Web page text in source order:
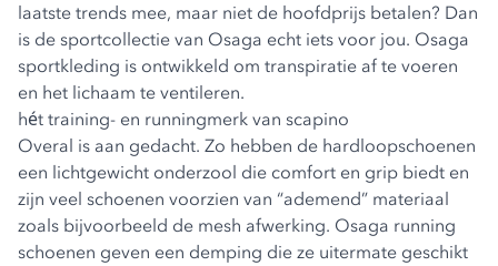
laatste trends mee, maar niet de hoofdprijs betalen? Dan
is de sportcollectie van Osaga echt iets voor jou. Osaga
sportkleding is ontwikkeld om transpiratie af te voeren
en het lichaam te ventileren.
hét training- en runningmerk van scapino
Overal is aan gedacht. Zo hebben de hardloopschoenen
een lichtgewicht onderzool die comfort en grip biedt en
zijn veel schoenen voorzien van “ademend” materiaal
zoals bijvoorbeeld de mesh afwerking. Osaga running
schoenen geven een demping die ze uitermate geschikt